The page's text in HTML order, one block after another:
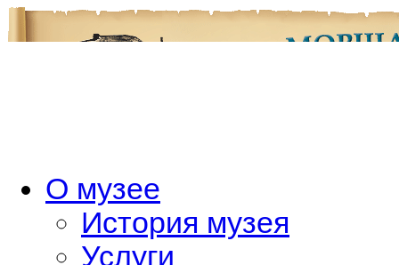
О музее
История музея
Услуги